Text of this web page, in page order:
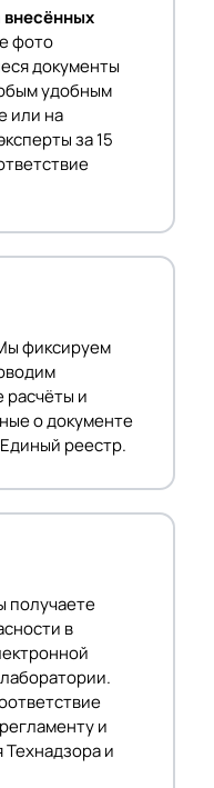
фото
документы
удобным
или на
за 15
фиксируем
расчёты и
о документе
реестр.
получаете
в
и
и